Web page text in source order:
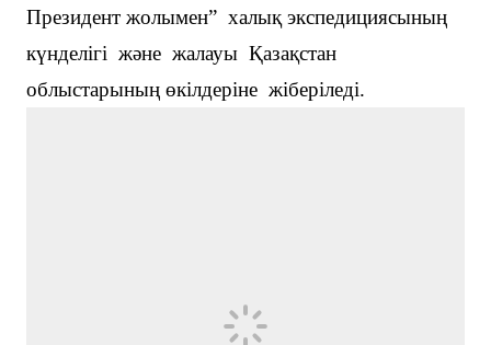
Президент жолымен” халық экспедициясының
күнделігі және жалауы Қазақстан
облыстарының өкілдеріне жіберіледі.